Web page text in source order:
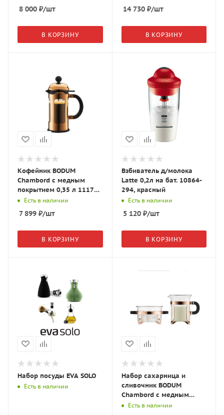
8 000 ₽/шт
В КОРЗИНУ
14 730₽/шт
В КОРЗИНУ
Кофейник BODUM
Chambord с медным
покрытием 0,35 л 11170-
18Есть в наличии
7 899 ₽/шт
В КОРЗИНУ
Взбиватель д/молока
Latte 0,2л на бат. 10864-
294, красный
Есть в наличии
5 120₽/шт
В КОРЗИНУ
Набор посуды EVA SOLO
Есть в наличии
Набор сахарница и
сливочник BODUM
Chambord с медным
покрытием 4922-18
Есть в наличии